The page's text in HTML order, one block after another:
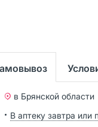
в Брянской области
В аптеку завтра или